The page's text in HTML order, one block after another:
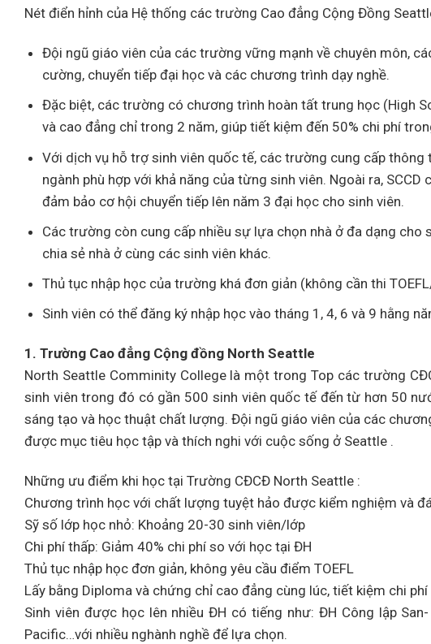
Nét điển hỉnh của Hệ thống các trường Cao đẳng Cộng Đồng
Đội ngũ giáo viên của các trường vững mạnh về chuyên môn,
cường, chuyển tiếp đại học và các chương trình dạy nghề.
Đặc biệt, các trường có chương trình hoàn tất trung học (High
và cao đẳng chỉ trong 2 năm, giúp tiết kiệm đến 50% chi phí
Với dịch vụ hỗ trợ sinh viên quốc tế, các trường cung cấp
ngành phù hợp với khả năng của từng sinh viên. Ngoài ra,
đảm bảo cơ hội chuyển tiếp lên năm 3 đại học cho sinh viên.
Các trường còn cung cấp nhiều sự lựa chọn nhà ở đa dạng cho
chia sẻ nhà ở cùng các sinh viên khác.
Thủ tục nhập học của trường khá đơn giản (không cần thi
Sinh viên có thể đăng ký nhập học vào tháng 1, 4, 6 và 9 hằng
1. Trường Cao đẳng Cộng đồng North Seattle
North Seattle Comminity College là một trong Top các trường
sinh viên trong đó có gần 500 sinh viên quốc tế đến từ hơn 50
sáng tạo và học thuật chất lượng. Đội ngũ giáo viên của các
được mục tiêu học tập và thích nghi với cuộc sống ở Seattle .
Những ưu điểm khi học tại Trường CĐCĐ North Seattle :
Chương trình học với chất lượng tuyệt hảo được kiểm nghiệm và
Sỹ số lớp học nhỏ: Khoảng 20-30 sinh viên/lớp
Chi phí thấp: Giảm 40% chi phí so với học tại ĐH
Thủ tục nhập học đơn giản, không yêu cầu điểm TOEFL
Lấy bằng Diploma và chứng chỉ cao đẳng cùng lúc, tiết kiệm chi
Sinh viên được học lên nhiều ĐH có tiếng như: ĐH Công lập
Pacific…với nhiều nghành nghề để lựa chọn.